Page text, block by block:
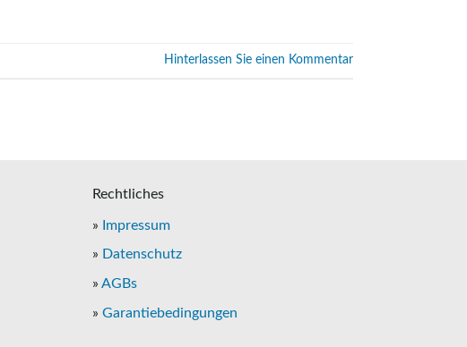
Hinterlassen Sie einen Kommentar
Rechtliches
» Impressum
» Datenschutz
» AGBs
» Garantiebedingungen